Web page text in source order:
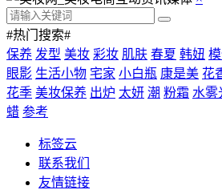
#热门搜索#
保养 发型 美妆 彩妆 肌肤 春夏 韩妞
眼影 生活小物 宅家 小白瓶 康是美 花
花季 美妆保养 出炉 太妍 潮 粉霜 水雾
蜡 参考
标签云
联系我们
友情链接